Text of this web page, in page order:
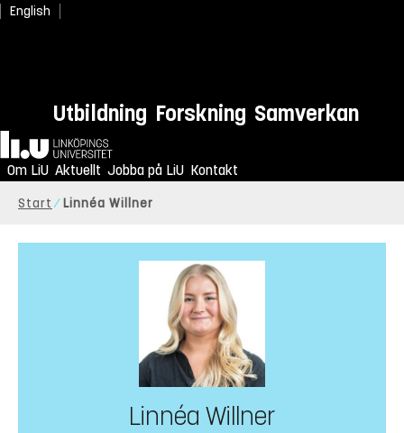
English
Utbildning Forskning Samverkan
Hem
Om LiU Aktuellt Jobba på LiU Kontakt
Start Linnéa Willner
Linnéa Willner